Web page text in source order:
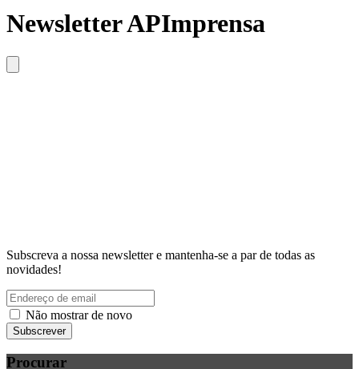
Newsletter APImprensa
Subscreva a nossa newsletter e mantenha-se a par de todas as
novidades!
Não mostrar de novo
Subscrever
Procurar